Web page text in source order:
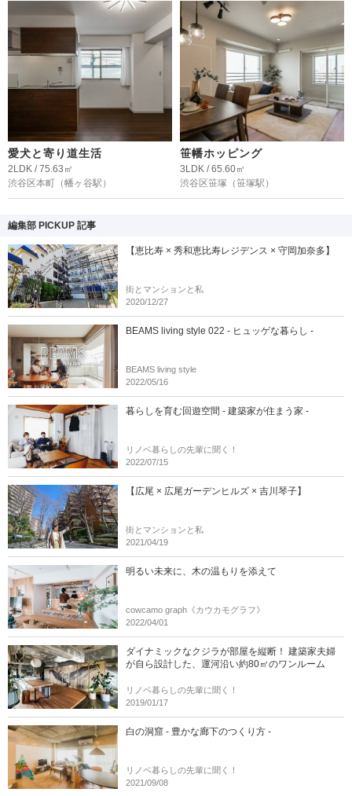
愛犬と寄り道生活
2LDK / 75.63㎡
渋谷区本町 （幡ヶ谷駅）
笹幡ホッピング
3LDK / 65.60㎡
渋谷区笹塚 （笹塚駅）
編集部 PICKUP 記事
【恵比寿 × 秀和恵比寿レジデンス × 守岡加奈多】
街とマンションと私
2020/12/27
BEAMS living style 022 - ヒュッゲな暮らし -
BEAMS living style
2022/05/16
暮らしを育む回遊空間 - 建築家が住まう家 -
リノベ暮らしの先輩に聞く！
2022/07/15
【広尾 × 広尾ガーデンヒルズ × 吉川琴子】
街とマンションと私
2021/04/19
明るい未来に、木の温もりを添えて
cowcamo graph《カウカモグラフ》
2022/04/01
ダイナミックなクジラが部屋を縦断！ 建築家夫婦
が自ら設計した、運河沿い約80㎡のワンルーム
リノベ暮らしの先輩に聞く！
2019/01/17
白の洞窟 - 豊かな廊下のつくり方 -
リノベ暮らしの先輩に聞く！
2021/09/08